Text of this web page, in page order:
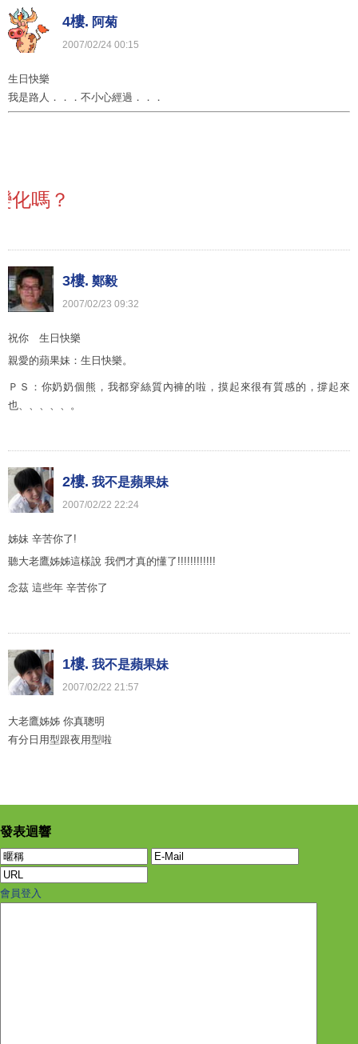
4樓. 阿菊
2007/02/24 00:15
生日快樂
我是路人．．．不小心經過．．．
？
3樓. 鄭毅
2007/02/23 09:32
祝你 生日快樂
親愛的蘋果妹：生日快樂。
ＰＳ：你奶奶個熊，我都穿絲質內褲的啦，摸起來很有質感的，撐起來
也、、、、、。
2樓. 我不是蘋果妹
2007/02/22 22:24
姊妹 辛苦你了!
聽大老鷹姊姊這樣說 我們才真的懂了!!!!!!!!!!!!
念茲 這些年 辛苦你了
1樓. 我不是蘋果妹
2007/02/22 21 :57
大老鷹姊姊 你真聰明
有分日用型跟夜用型啦
發表迴響
會員登入